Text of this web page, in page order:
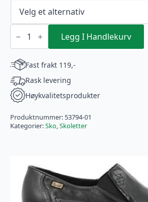
Rieker
Svart
Skolett
Lakk
Svart
antall
Legg I Handlekurv
Fast frakt 119,-
Rask levering
Høykvalitetsprodukter
Produktnummer: 53794-01
Kategorier:Sko,Skoletter